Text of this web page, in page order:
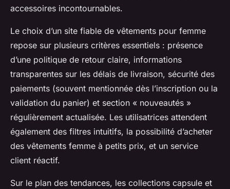
accessoires incontournables.
Le choix d’un site fiable de vêtements pour femme
repose sur plusieurs critères essentiels : présence
d’une politique de retour claire, informations
transparentes sur les délais de livraison, sécurité des
paiements (souvent mentionnée dès l’inscription ou la
validation du panier) et section « nouveautés »
régulièrement actualisée. Les utilisatrices attendent
également des filtres intuitifs, la possibilité d’acheter
des vêtements femme à petits prix, et un service
client réactif.
Sur le plan des tendances, les collections capsule et